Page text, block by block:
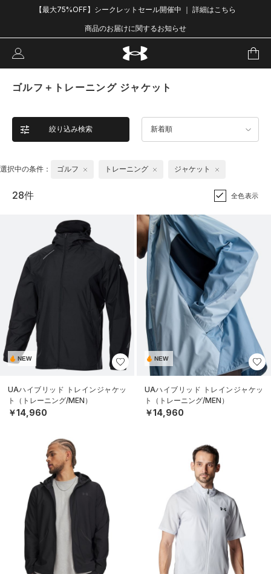
【最大75%OFF】シークレットセール開催中 ｜ 詳細はこちら
商品のお届けに関するお知らせ
ゴルフ＋トレーニング ジャケット
絞り込み検索 新着順
選択中の条件： ゴルフ トレーニング ジャケット
28件 全色表示
NEW
UAハイブリッド トレインジャケッ
ト（トレーニング/MEN）
￥14,960
NEW
UAハイブリッド トレインジャケッ
ト（トレーニング/MEN）
￥14,960